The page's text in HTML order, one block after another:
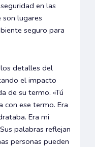
en las
son lugares
seguro para
detalles del
el impacto
de su termo. «Tú
con ese termo. Era
Era mi
palabras reflejan
personas pueden